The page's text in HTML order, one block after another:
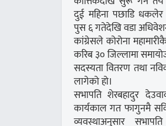
दुई महिना पछाडि
पुस ६ गतेदेखि वडा
कांग्रेसले कोरोना
करिब ३० जिल्लामा
सदस्यता वितरण तथा
लागेको हो।
सभापति शेरबहादुर
कार्यकाल गत फागुनमै
व्यवस्थाअनुसार